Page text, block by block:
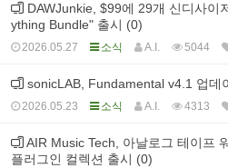
DAWJunkie, $99에 29개 신디사이
ything Bundle" 출시 (0)
2026.05.27 소식 A.I. 5044
sonicLAB, Fundamental v4.1 업데
2026.05.23 소식 A.I. 4313
AIR Music Tech, 아날로그 테이프
플러그인 컬렉션 출시 (0)